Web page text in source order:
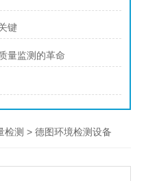
键
量监测的革命
检测 >德图环境检测设备